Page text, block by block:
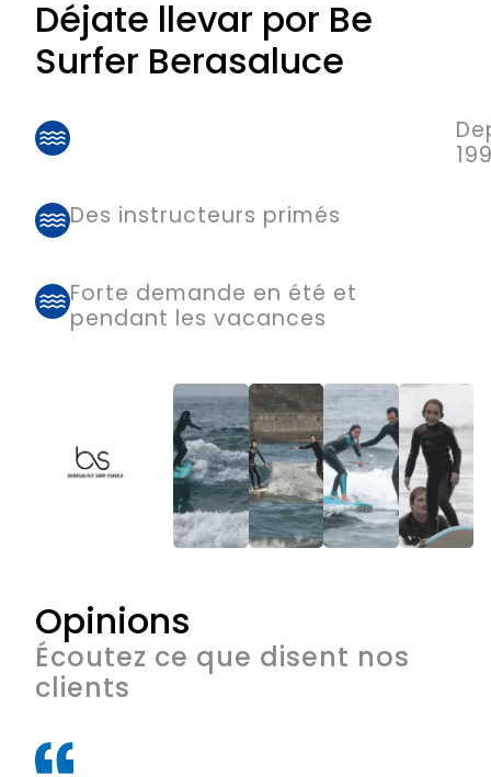
Déjate llevar por Be
Surfer Berasaluce
Des instructeurs primés
Forte demande en été et
pendant les vacances
Opinions
Écoutez ce que disent nos
clients